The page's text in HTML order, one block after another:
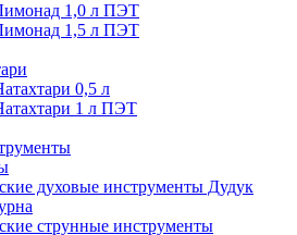
1,0 л ПЭТ
1,5 л ПЭТ
0,5 л
1 л ПЭТ
духовые инструменты Дудук
струнные инструменты